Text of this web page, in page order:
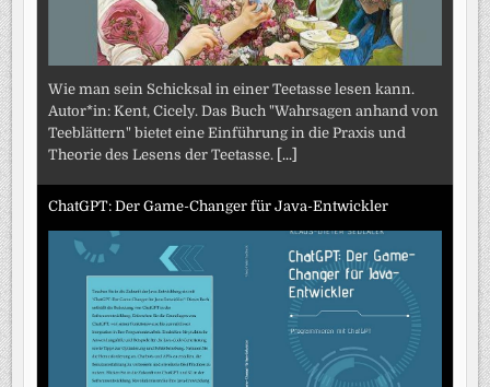
Wie man sein Schicksal in einer Teetasse lesen kann.
Autor*in: Kent, Cicely. Das Buch "Wahrsagen anhand von
Teeblättern" bietet eine Einführung in die Praxis und
Theorie des Lesens der Teetasse. [...]
ChatGPT: Der Game-Changer für Java-Entwickler